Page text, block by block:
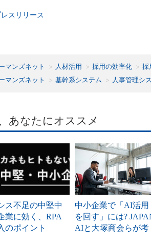
スリリース
マンズネット 人材活用 採用の効率化 採
マンズネット
基幹系システム 人事管理シ